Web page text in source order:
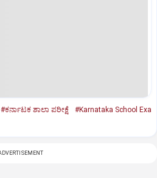
#ಕರ್ನಾಟಕ ಶಾಲಾ ಪರೀಕ್ಷೆ
#Karnataka School Exa